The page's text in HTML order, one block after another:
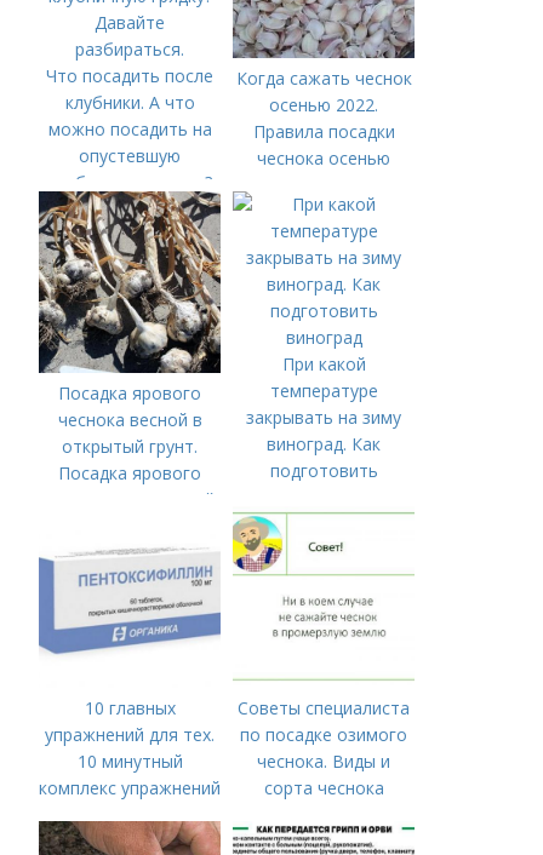
Что посадить после
клубники. А что
можно посадить на
опустевшую
клубничную грядку?
Давайте
разбираться.
Когда сажать чеснок
осенью 2022.
Правила посадки
чеснока осенью
Посадка ярового
чеснока весной в
открытый грунт.
Посадка ярового
чеснока в открытый
При какой
температуре
закрывать на зиму
виноград. Как
подготовить
10 главных
упражнений для тех.
10 минутный
комплекс упражнений
времени на спорт
Советы специалиста
по посадке озимого
чеснока. Виды и
сорта чеснока